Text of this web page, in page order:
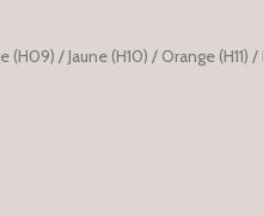
/ Jaune (H10) / Orange (H11) /